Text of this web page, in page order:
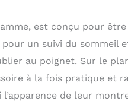
application « FitCloudPro
semaine par semaine et
comprendre votre état
de Vie: la Montre
de nombreuses fonctions
AI, notifications
est conçu pour
un suivi du sommeil
au poignet. Sur le
à la fois pratique et
de leur